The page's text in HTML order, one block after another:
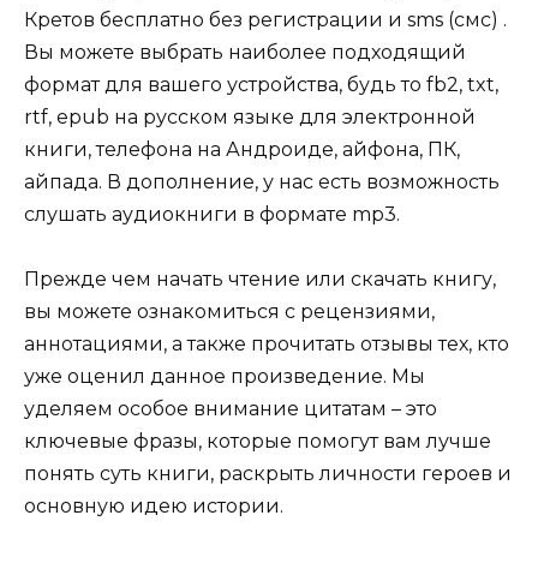
Кретов бесплатно без регистрации и sms (смс) .
Вы можете выбрать наиболее подходящий
формат для вашего устройства, будь то fb2, txt,
rtf, epub на русском языке для электронной
книги, телефона на Андроиде, айфона, ПК,
айпада. В дополнение, у нас есть возможность
слушать аудиокниги в формате mp3.
Прежде чем начать чтение или скачать книгу,
вы можете ознакомиться с рецензиями,
аннотациями, а также прочитать отзывы тех, кто
уже оценил данное произведение. Мы
уделяем особое внимание цитатам – это
ключевые фразы, которые помогут вам лучше
понять суть книги, раскрыть личности героев и
основную идею истории.